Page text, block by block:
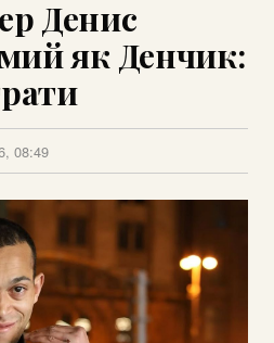
Денис
як Денчик:
08:49